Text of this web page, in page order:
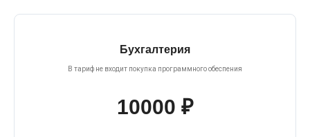
Бухгалтерия
В тариф не входит покупка программного обеспения
10000 ₽